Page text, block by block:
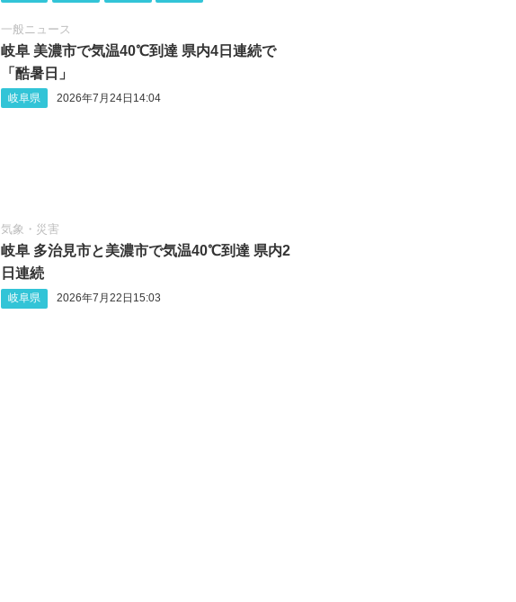
一般ニュース
岐阜 美濃市で気温40℃到達 県内4日連続で
「酷暑日」
岐阜県 2026年7月24日14:04
気象・災害
岐阜 多治見市と美濃市で気温40℃到達 県内2
日連続
岐阜県 2026年7月22日15:03